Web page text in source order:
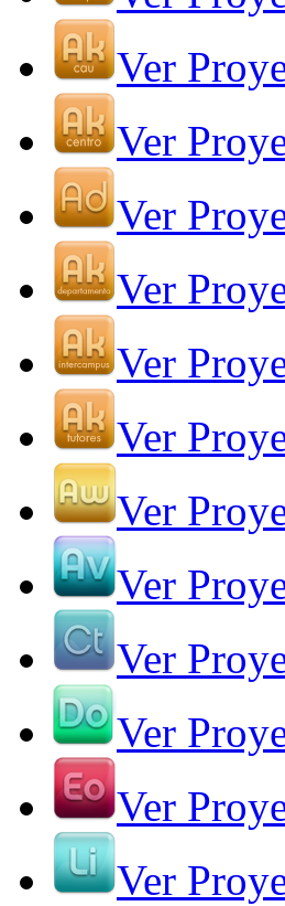
Ver
Ver
Ver
Ver
Ver
Ver
Ver
Ver
Ver
Ver
Ver
Ver